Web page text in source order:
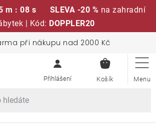
m : 07 s SLEVA -20 % na zahradní
| Kód: DOPPLER20
při nákupu nad 2000 Kč
KOŠÍK